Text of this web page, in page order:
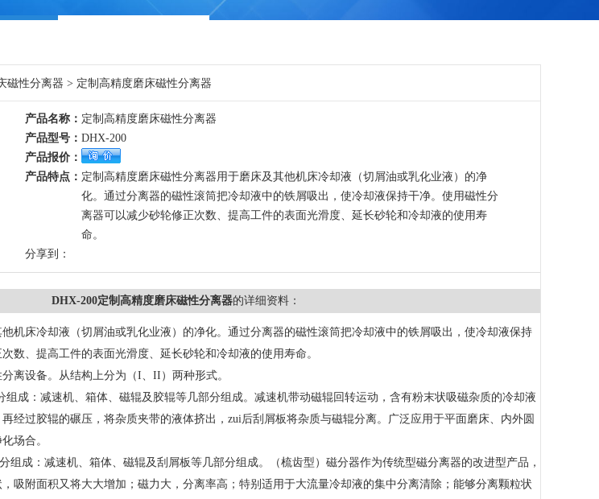
磁性分离器 > 定制高精度磨床磁性分离器
产品名称： 定制高精度磨床磁性分离器
产品型号： DHX-200
产品报价：
产品特点： 定制高精度磨床磁性分离器用于磨床及其他机床冷却液（切屑油或乳化业液）的净
化。通过分离器的磁性滚筒把冷却液中的铁屑吸出，使冷却液保持干净。使用磁性分
离器可以减少砂轮修正次数、提高工件的表面光滑度、延长砂轮和冷却液的使用寿
命。
分享到：
DHX-200定制高精度磨床磁性分离器的详细资料：
机床冷却液（切屑油或乳化业液）的净化。通过分离器的磁性滚筒把冷却液中的铁屑吸出，使冷却液保持
数、提高工件的表面光滑度、延长砂轮和冷却液的使用寿命。
离设备。从结构上分为（I、II）两种形式。
成：减速机、箱体、磁辊及胶辊等几部分组成。减速机带动磁辊回转运动，含有粉末状吸磁杂质的冷却液
经过胶辊的碾压，将杂质夹带的液体挤出，zui后刮屑板将杂质与磁辊分离。广泛应用于平面磨床、内外圆
场合。
组成：减速机、箱体、磁辊及刮屑板等几部分组成。（梳齿型）磁分器作为传统型磁分离器的改进型产品，
吸附面积又将大大增加；磁力大，分离率高；特别适用于大流量冷却液的集中分离清除；能够分离颗粒状